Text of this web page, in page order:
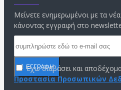
Μείνετε ενημερωμένοι με τα
κάνοντας εγγραφή στο
ΕΓΓΡΑΦΗ
Έχω διαβάσει και
Προστασία Προσωπικών